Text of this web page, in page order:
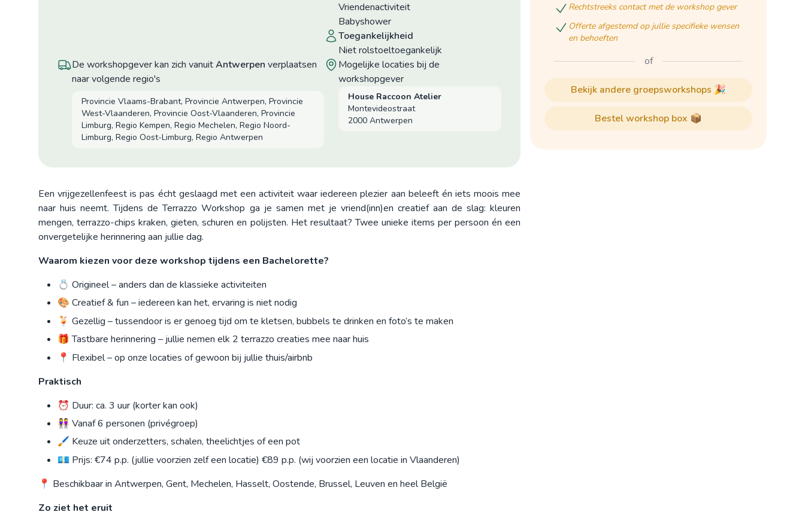
Vriendenactiviteit
Babyshower
toegankelijkheid
niet rolstoeltoegankelijk
De workshopgever kan zich vanuitAntwerpen verplaatsen
naar volgende regio's
Provincie Vlaams-Brabant, Provincie Antwerpen, Provincie
West-Vlaanderen, Provincie Oost-Vlaanderen, Provincie
Limburg, Regio Kempen, Regio Mechelen, Regio Noord-
Limburg, Regio Oost-Limburg, Regio Antwerpen
mogelijke locaties bij de
workshopgever
House Raccoon Atelier
Montevideostraat
2000 Antwerpen
Een vrijgezellenfeest is pas écht geslaagd met een activiteit waar iedereen plezier aan beleeft én iets moois mee
naar huis neemt. Tijdens de Terrazzo Workshop ga je samen met je vriend(inn)en creatief aan de slag: kleuren
mengen, terrazzo-chips kraken, gieten, schuren en polijsten. Het resultaat? Twee unieke items per persoon én een
onvergetelijke herinnering aan jullie dag.
Waarom kiezen voor deze workshop tijdens een Bachelorette?
💍 Origineel – anders dan de klassieke activiteiten
🎨 Creatief & fun – iedereen kan het, ervaring is niet nodig
🍹 Gezellig – tussendoor is er genoeg tijd om te kletsen, bubbels te drinken en foto’s te maken
🎁 Tastbare herinnering – jullie nemen elk 2 terrazzo creaties mee naar huis
📍 Flexibel – op onze locaties of gewoon bij jullie thuis/airbnb
Praktisch
⏰ Duur: ca. 3 uur (korter kan ook)
👭 Vanaf 6 personen (privégroep)
🖌️ Keuze uit onderzetters, schalen, theelichtjes of een pot
💶 Prijs: €74 p.p. (jullie voorzien zelf een locatie) €89 p.p. (wij voorzien een locatie in Vlaanderen)
📍 Beschikbaar in Antwerpen, Gent, Mechelen, Hasselt, Oostende, Brussel, Leuven en heel België
Zo ziet het eruit
rechtstreeks contact met de workshop gever
offerte afgestemd op jullie specifieke wensen
en behoeften
of
bekijk andere groepsworkshops 🎉
bestel workshop box 📦